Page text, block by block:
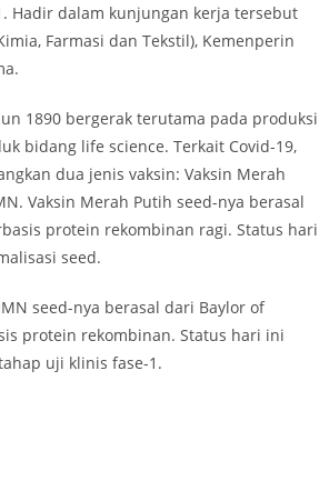
Hadir dalam kunjungan kerja tersebut
Farmasi dan Tekstil), Kemenperin
1890 bergerak terutama pada produksi
bidang life science. Terkait Covid-19,
dua jenis vaksin: Vaksin Merah
Vaksin Merah Putih seed-nya berasal
protein rekombinan ragi. Status hari
seed.
seed-nya berasal dari Baylor of
protein rekombinan. Status hari ini
uji klinis fase-1.